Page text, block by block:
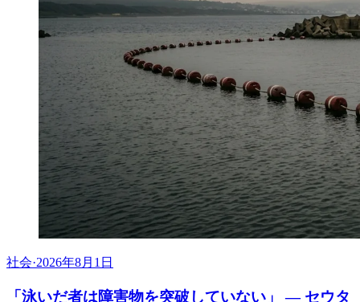
社会·2026年8月1日
「泳いだ者は障害物を突破していない」 ― セウタ